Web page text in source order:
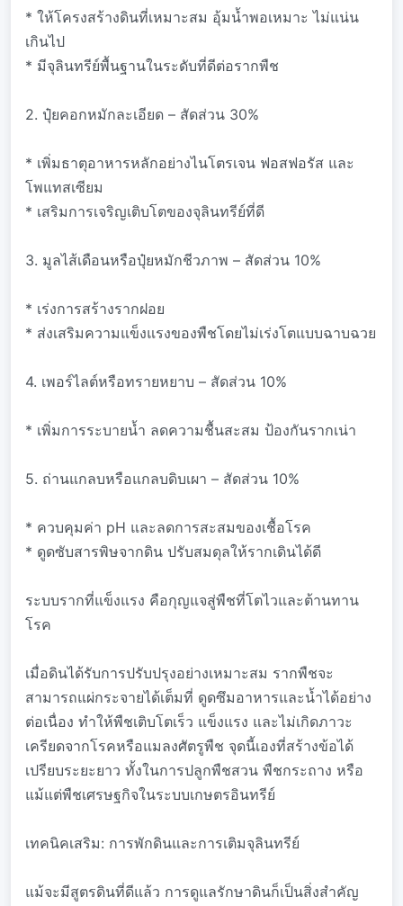
* ให้โครงสร้างดินที่เหมาะสม อุ้มน้ำพอเหมาะ ไม่แน่น
เกินไป
* มีจุลินทรีย์พื้นฐานในระดับที่ดีต่อรากพืช
2. ปุ๋ยคอกหมักละเอียด – สัดส่วน 30%
* เพิ่มธาตุอาหารหลักอย่างไนโตรเจน ฟอสฟอรัส และ
โพแทสเซียม
* เสริมการเจริญเติบโตของจุลินทรีย์ที่ดี
3. มูลไส้เดือนหรือปุ๋ยหมักชีวภาพ – สัดส่วน 10%
* เร่งการสร้างรากฝอย
* ส่งเสริมความแข็งแรงของพืชโดยไม่เร่งโตแบบฉาบฉวย
4. เพอร์ไลต์หรือทรายหยาบ – สัดส่วน 10%
* เพิ่มการระบายน้ำ ลดความชื้นสะสม ป้องกันรากเน่า
5. ถ่านแกลบหรือแกลบดิบเผา – สัดส่วน 10%
* ควบคุมค่า pH และลดการสะสมของเชื้อโรค
* ดูดซับสารพิษจากดิน ปรับสมดุลให้รากเดินได้ดี
ระบบรากที่แข็งแรง คือกุญแจสู่พืชที่โตไวและต้านทาน
โรค
เมื่อดินได้รับการปรับปรุงอย่างเหมาะสม รากพืชจะ
สามารถแผ่กระจายได้เต็มที่ ดูดซึมอาหารและน้ำได้อย่าง
ต่อเนื่อง ทำให้พืชเติบโตเร็ว แข็งแรง และไม่เกิดภาวะ
เครียดจากโรคหรือแมลงศัตรูพืช จุดนี้เองที่สร้างข้อได้
เปรียบระยะยาว ทั้งในการปลูกพืชสวน พืชกระถาง หรือ
แม้แต่พืชเศรษฐกิจในระบบเกษตรอินทรีย์
เทคนิคเสริม: การพักดินและการเติมจุลินทรีย์
แม้จะมีสูตรดินที่ดีแล้ว การดูแลรักษาดินก็เป็นสิ่งสำคัญ